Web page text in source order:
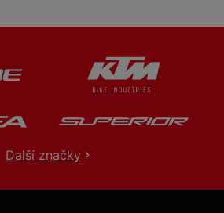
Další značky